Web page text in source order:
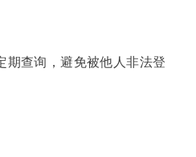
期查询，避免被他人非法登